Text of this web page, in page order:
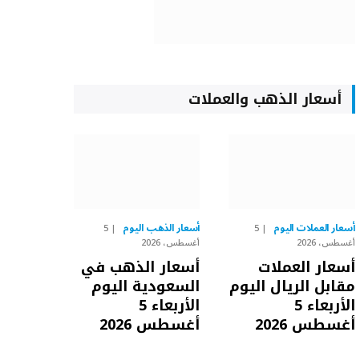
أسعار الذهب والعملات
أسعار العملات اليوم 5
أغسطس، 2026
أسعار العملات
مقابل الريال اليوم
الأربعاء 5
أغسطس 2026
أسعار الذهب اليوم 5
أغسطس، 2026
أسعار الذهب في
السعودية اليوم
الأربعاء 5
أغسطس 2026